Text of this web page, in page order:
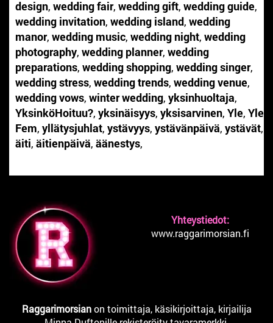
design, wedding fair, wedding gift, wedding guide,
wedding invitation, wedding island, wedding
manor, wedding music, wedding night, wedding
photography, wedding planner, wedding
preparations, wedding shopping, wedding singer,
wedding stress, wedding trends, wedding venue,
wedding vows, winter wedding, yksinhuoltaja,
YksinköHoituu?, yksinäisyys, yksisarvinen, Yle, Yle
Fem, yllätysjuhlat, ystävyys, ystävänpäivä, ystävät,
äiti, äitienpäivä, äänestys,
Raggarimorsianon toimittaja, käsikirjoittaja, kirjailija
Yhteystiedot:
www.raggarimorsian.fi